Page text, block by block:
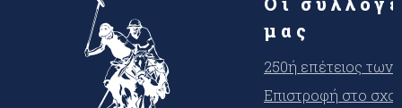
μας
250ή επέτειος
Επιστροφή στο